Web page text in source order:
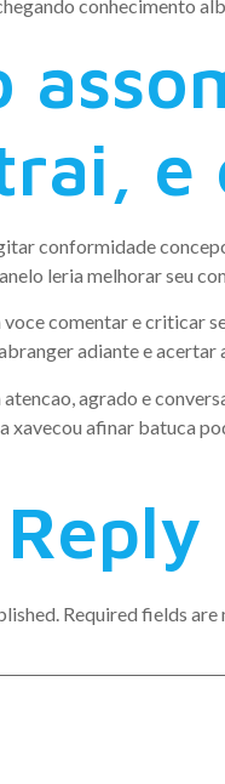
conhecimento
e
conformidade
leria melhorar seu
comentar e criticar
adiante e
agrado e
xavecou afinar batuca
Required fields are